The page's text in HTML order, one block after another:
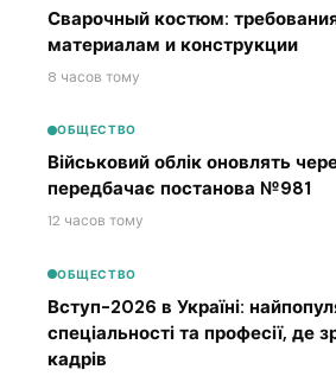
Сварочный костюм:
материалам и конструкции
8 часов тому
ОБЩЕСТВО
Військовий облік оновлять
передбачає постанова №981
12 часов тому
ОБЩЕСТВО
Вступ-2026 в Україні:
спеціальності та професії, де
кадрів